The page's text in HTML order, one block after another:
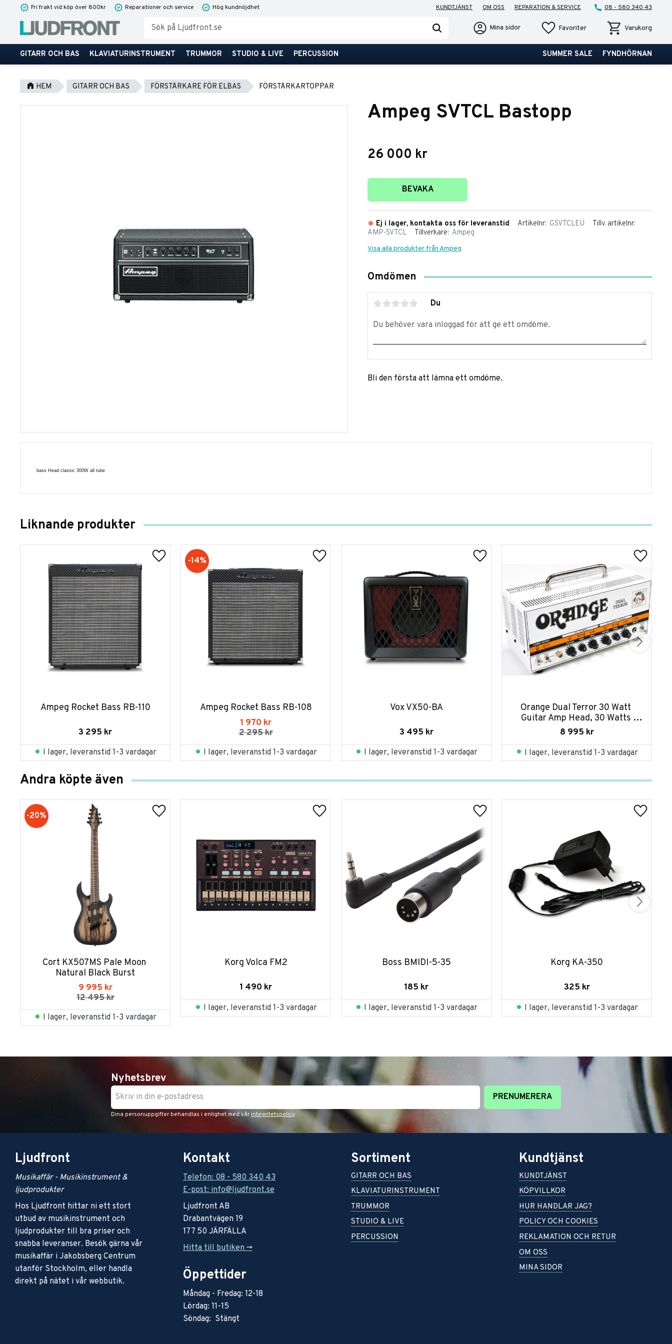
Fri frakt vid köp över 800kr Reparationer och service Hög kundnöjdhet KUNDTJÄNST OM OSS REPARATION & SERVICE 08 - 580 340 43
Mina sidor FavoriterFavoriter KundvagnVarukorg
GITARR OCH BAS KLAVIATURINSTRUMENT TRUMMOR STUDIO & LIVE PERCUSSION SUMMER SALE FYNDHÖRNAN
HEM GITARR OCH BAS FÖRSTÄRKARE FÖR ELBAS FÖRSTÄRKARTOPPAR
Ampeg SVTCL Bastopp
26 000 kr
Lägg till i favoriter
BEVAKA
Ej i lager, kontakta oss för leveranstid Artikelnr GSVTCLEU
Tillv. artikelnr
AMP-SVTCL
Tillverkare Ampeg
Visa alla produkter från Ampeg
Omdömen
Du
Bli den första att lämna ett omdöme.
bass Head classic 300W all tube
Liknande produkter
Ampeg Rocket Bass RB-110
3 295 kr
I lager, leveranstid 1-3 vardagar
Ampeg Rocket Bass RB-108
1 970 kr
2 295kr
14%
I lager, leveranstid 1-3 vardagar
Vox VX50-BA
3 495 kr
I lager, leveranstid 1-3 vardagar
Orange Dual Terror 30 Watt
Guitar Amp Head, 30 Watts
Class A
8 995 kr
I lager, leveranstid 1-3 vardagar
Andra köpte även
Cort KX507MS Pale Moon
Natural Black Burst
9 995 kr
12 495kr
20%
I lager, leveranstid 1-3 vardagar
Korg Volca FM2
1 490 kr
I lager, leveranstid 1-3 vardagar
Boss BMIDI-5-35
185 kr
I lager, leveranstid 1-3 vardagar
Korg KA-350
325 kr
I lager, leveranstid 1-3 vardagar
Nyhetsbrev
PRENUMERERA
Dina personuppgifter behandlas i enlighet med vår integritetspolicy.
Ljudfront
Musikaffär - Musikinstrument &
ljudprodukter
Hos Ljudfront hittar ni ett stort
utbud av musikinstrument och
ljudprodukter till bra priser och
snabba leveranser. Besök gärna vår
musikaffär i Jakobsberg Centrum
utanför Stockholm, eller handla
direkt på nätet i vår webbutik.
Kontakt
Telefon: 08 - 580 340 43
E-post: info@ljudfront.se
Ljudfront AB
Drabantvägen 19
177 50 JÄRFÄLLA
Hitta till butiken ->
Öppettider
Måndag - Fredag: 12-18
Lördag: 11-15
Söndag: Stängt
Sortiment
GITARR OCH BAS
KLAVIATURINSTRUMENT
TRUMMOR
STUDIO & LIVE
PERCUSSION
Kundtjänst
KUNDTJÄNST
KÖPVILLKOR
HUR HANDLAR JAG?
POLICY OCH COOKIES
REKLAMATION OCH RETUR
OM OSS
MINA SIDOR